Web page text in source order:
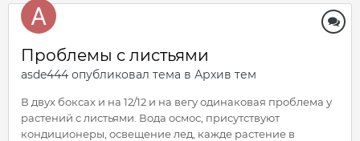
Проблемы с листьями
asde444 опубликовал тема в Архив тем
В двух боксах и на 12/12 и на вегу одинаковая проблема у
растений с листьями. Вода осмос, присутствуют
кондиционеры, освещение лед, кажде растение в